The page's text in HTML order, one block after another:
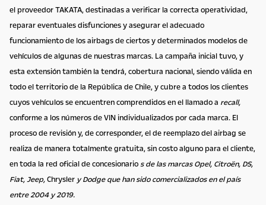
el proveedor TAKATA, destinadas a verificar la correcta operatividad,
reparar eventuales disfunciones y asegurar el adecuado
funcionamiento de los airbags de ciertos y determinados modelos de
vehículos de algunas de nuestras marcas. La campaña inicial tuvo, y
esta extensión también la tendrá, cobertura nacional, siendo válida en
todo el territorio de la República de Chile, y cubre a todos los clientes
cuyos vehículos se encuentren comprendidos en el llamado a recall,
conforme a los números de VIN individualizados por cada marca. El
proceso de revisión y, de corresponder, el de reemplazo del airbag se
realiza de manera totalmente gratuita, sin costo alguno para el cliente,
en toda la red oficial de concesionarios de las marcas Opel, Citroën, DS,
Fiat, Jeep,Chrysler y Dodge que han sido comercializados en el país
entre 2004 y 2019.